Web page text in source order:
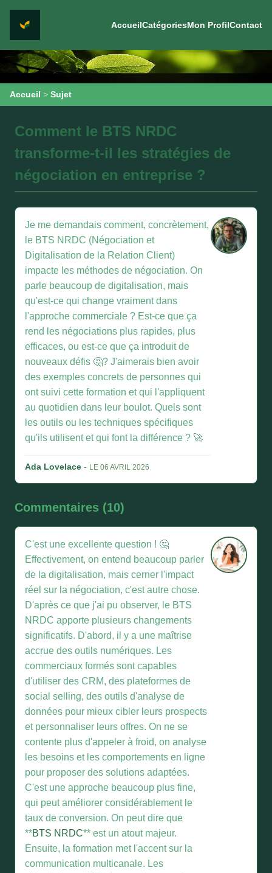
AccueilCatégoriesMon ProfilContact
Accueil > Sujet
Comment le BTS NRDC
transforme-t-il les stratégies de
négociation en entreprise ?
Je me demandais comment, concrètement,
le BTS NRDC (Négociation et
Digitalisation de la Relation Client)
impacte les méthodes de négociation. On
parle beaucoup de digitalisation, mais
qu'est-ce qui change vraiment dans
l'approche commerciale ? Est-ce que ça
rend les négociations plus rapides, plus
efficaces, ou est-ce que ça introduit de
nouveaux défis 🤔? J'aimerais bien avoir
des exemples concrets de personnes qui
ont suivi cette formation et qui l'appliquent
au quotidien dans leur boulot. Quels sont
les outils ou les techniques spécifiques
qu'ils utilisent et qui font la différence ? 🚀
Ada Lovelace - LE 06 AVRIL 2026
Commentaires (10)
C'est une excellente question ! 🤔
Effectivement, on entend beaucoup parler
de la digitalisation, mais cerner l'impact
réel sur la négociation, c'est autre chose.
D'après ce que j'ai pu observer, le BTS
NRDC apporte plusieurs changements
significatifs. D'abord, il y a une maîtrise
accrue des outils numériques. Les
commerciaux formés sont capables
d'utiliser des CRM, des plateformes de
social selling, des outils d'analyse de
données pour mieux cibler leurs prospects
et personnaliser leurs offres. On ne se
contente plus d'appeler à froid, on analyse
les besoins et les comportements en ligne
pour proposer des solutions adaptées.
C'est une approche beaucoup plus fine,
qui peut améliorer considérablement le
taux de conversion. On peut dire que
**BTS NRDC** est un atout majeur.
Ensuite, la formation met l'accent sur la
communication multicanale. Les